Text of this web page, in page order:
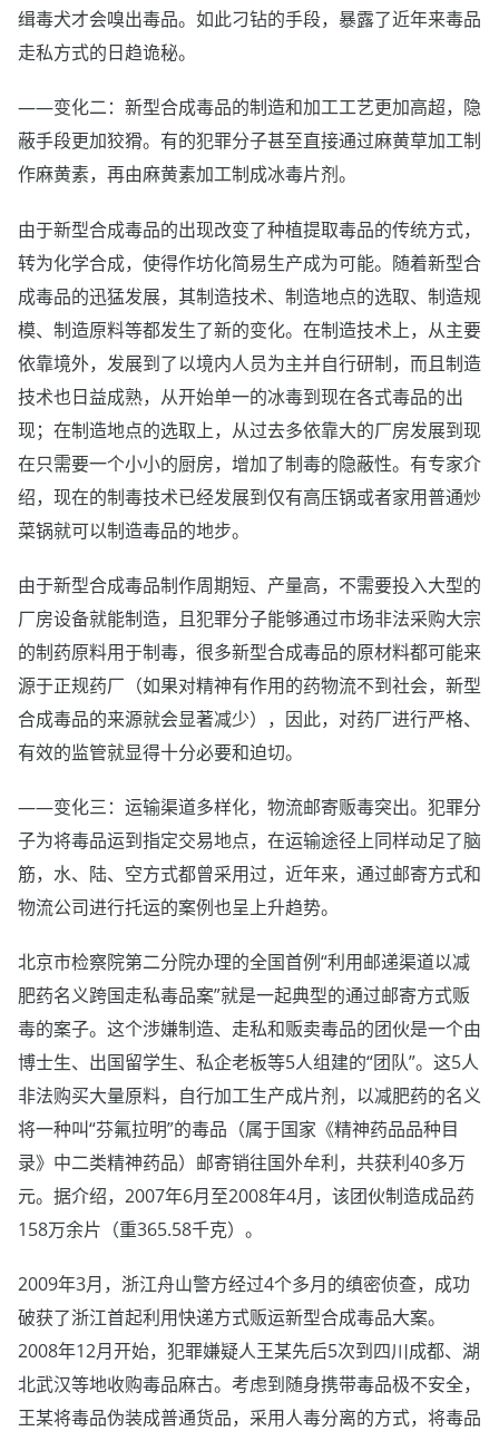
缉毒犬才会嗅出毒品。如此刁钻的手段，暴露了近年来毒品
走私方式的日趋诡秘。
——变化二：新型合成毒品的制造和加工工艺更加高超，隐
蔽手段更加狡猾。有的犯罪分子甚至直接通过麻黄草加工制
作麻黄素，再由麻黄素加工制成冰毒片剂。
由于新型合成毒品的出现改变了种植提取毒品的传统方式，
转为化学合成，使得作坊化简易生产成为可能。随着新型合
成毒品的迅猛发展，其制造技术、制造地点的选取、制造规
模、制造原料等都发生了新的变化。在制造技术上，从主要
依靠境外，发展到了以境内人员为主并自行研制，而且制造
技术也日益成熟，从开始单一的冰毒到现在各式毒品的出
现；在制造地点的选取上，从过去多依靠大的厂房发展到现
在只需要一个小小的厨房，增加了制毒的隐蔽性。有专家介
绍，现在的制毒技术已经发展到仅有高压锅或者家用普通炒
菜锅就可以制造毒品的地步。
由于新型合成毒品制作周期短、产量高，不需要投入大型的
厂房设备就能制造，且犯罪分子能够通过市场非法采购大宗
的制药原料用于制毒，很多新型合成毒品的原材料都可能来
源于正规药厂（如果对精神有作用的药物流不到社会，新型
合成毒品的来源就会显著减少），因此，对药厂进行严格、
有效的监管就显得十分必要和迫切。
——变化三：运输渠道多样化，物流邮寄贩毒突出。犯罪分
子为将毒品运到指定交易地点，在运输途径上同样动足了脑
筋，水、陆、空方式都曾采用过，近年来，通过邮寄方式和
物流公司进行托运的案例也呈上升趋势。
北京市检察院第二分院办理的全国首例“利用邮递渠道以减
肥药名义跨国走私毒品案”就是一起典型的通过邮寄方式贩
毒的案子。这个涉嫌制造、走私和贩卖毒品的团伙是一个由
博士生、出国留学生、私企老板等5人组建的“团队”。这5人
非法购买大量原料，自行加工生产成片剂，以减肥药的名义
将一种叫“芬氟拉明”的毒品（属于国家《精神药品品种目
录》中二类精神药品）邮寄销往国外牟利，共获利40多万
元。据介绍，2007年6月至2008年4月，该团伙制造成品药
158万余片（重365.58千克）。
2009年3月，浙江舟山警方经过4个多月的缜密侦查，成功
破获了浙江首起利用快递方式贩运新型合成毒品大案。
2008年12月开始，犯罪嫌疑人王某先后5次到四川成都、湖
北武汉等地收购毒品麻古。考虑到随身携带毒品极不安全，
王某将毒品伪装成普通货品，采用人毒分离的方式，将毒品